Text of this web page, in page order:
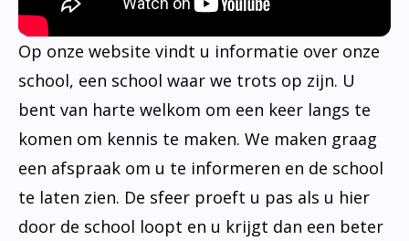
Op onze website vindt u informatie over onze
school, een school waar we trots op zijn. U
bent van harte welkom om een keer langs te
komen om kennis te maken. We maken graag
een afspraak om u te informeren en de school
te laten zien. De sfeer proeft u pas als u hier
door de school loopt en u krijgt dan een beter